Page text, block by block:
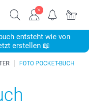
entsteht wie von
erstellen 📖
FOTO POCKET-BUCH